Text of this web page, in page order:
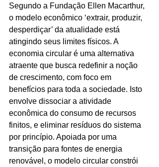
Segundo a Fundação Ellen Macarthur,
o modelo econômico ‘extrair, produzir,
desperdiçar’ da atualidade está
atingindo seus limites físicos. A
economia circular é uma alternativa
atraente que busca redefinir a noção
de crescimento, com foco em
benefícios para toda a sociedade. Isto
envolve dissociar a atividade
econômica do consumo de recursos
finitos, e eliminar resíduos do sistema
por princípio. Apoiada por uma
transição para fontes de energia
renovável, o modelo circular constrói